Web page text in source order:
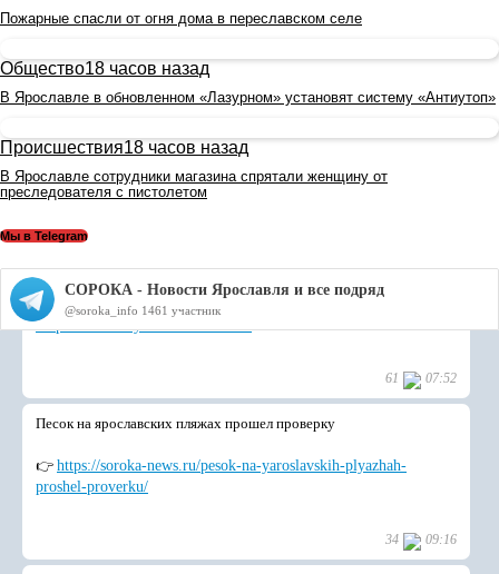
Пожарные спасли от огня дома в переславском селе
Общество18 часов назад
В Ярославле в обновленном «Лазурном» установят систему «Антиутоп»
Происшествия18 часов назад
В Ярославле сотрудники магазина спрятали женщину от
преследователя с пистолетом
Мы в Telegram